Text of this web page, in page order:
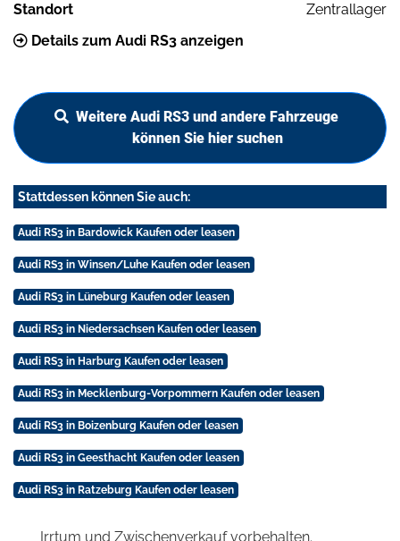
Standort
Zentrallager
Details zum Audi RS3 anzeigen
Weitere Audi RS3 und andere Fahrzeuge
können Sie hier suchen
Stattdessen können Sie auch:
Audi RS3 in Bardowick Kaufen oder leasen
Audi RS3 in Winsen/Luhe Kaufen oder leasen
Audi RS3 in Lüneburg Kaufen oder leasen
Audi RS3 in Niedersachsen Kaufen oder leasen
Audi RS3 in Harburg Kaufen oder leasen
Audi RS3 in Mecklenburg-Vorpommern Kaufen oder leasen
Audi RS3 in Boizenburg Kaufen oder leasen
Audi RS3 in Geesthacht Kaufen oder leasen
Audi RS3 in Ratzeburg Kaufen oder leasen
Irrtum und Zwischenverkauf vorbehalten.